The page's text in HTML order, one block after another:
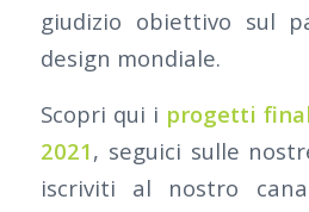
giudizio obiettivo sul
design mondiale.
Scopri qui i progetti
2021, seguici sulle
iscriviti al nostro